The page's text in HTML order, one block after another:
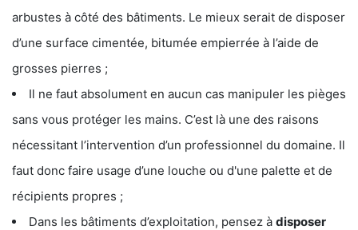
arbustes à côté des bâtiments. Le mieux serait de disposer
d’une surface cimentée, bitumée empierrée à l’aide de
grosses pierres ;
Il ne faut absolument en aucun cas manipuler les pièges
sans vous protéger les mains. C’est là une des raisons
nécessitant l’intervention d’un professionnel du domaine. Il
faut donc faire usage d’une louche ou d'une palette et de
récipients propres ;
Dans les bâtiments d’exploitation, pensez à disposer